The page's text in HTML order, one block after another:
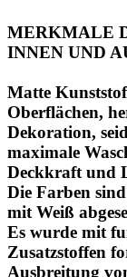
MERKMALE
INNEN UND
Matte
Oberflächen,
Dekoration,
maximale
Deckkraft und
Die Farben
mit Weiß
Es wurde mit
Zusatzstoffen
Ausbreitung